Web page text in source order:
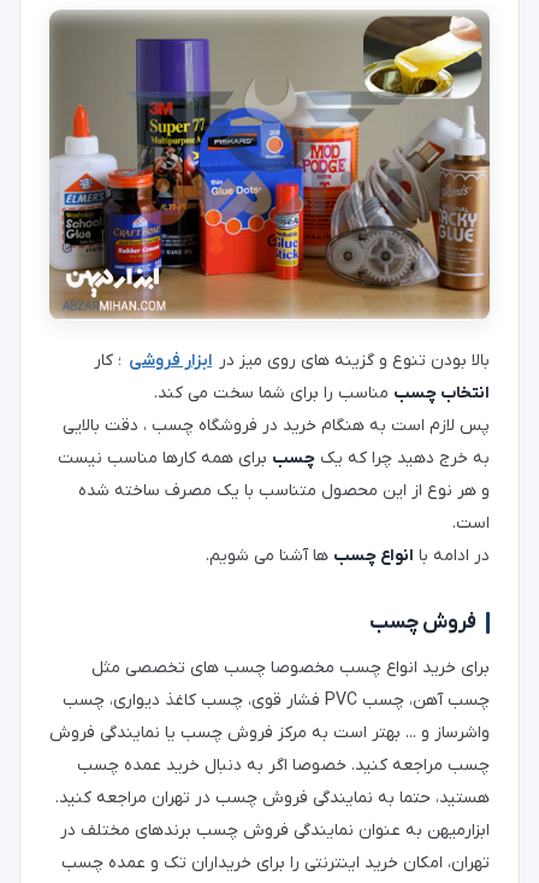
بالا بودن تنوع و گزینه های روی میز در ابزار فروشی ؛ کار
انتخاب چسب مناسب را برای شما سخت می کند.
پس لازم است به هنگام خرید در فروشگاه چسب ، دقت بالایی
به خرج دهید چرا که یک چسب برای همه کارها مناسب نیست
و هر نوع از این محصول متناسب با یک مصرف ساخته شده
است.
در ادامه با انواع چسب ها آشنا می شویم.
فروش چسب
برای خرید انواع چسب مخصوصا چسب های تخصصی مثل
چسب آهن، چسب PVC فشار قوی، چسب کاغذ دیواری، چسب
واشرساز و ... بهتر است به مرکز فروش چسب یا نمایندگی فروش
چسب مراجعه کنید. خصوصا اگر به دنبال خرید عمده چسب
هستید، حتما به نمایندگی فروش چسب در تهران مراجعه کنید.
ابزارمیهن به عنوان نمایندگی فروش چسب برندهای مختلف در
تهران، امکان خرید اینترنتی را برای خریداران تک و عمده چسب